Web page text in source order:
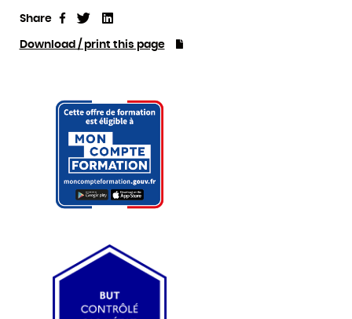
Share ShareTweet
Download / print this page